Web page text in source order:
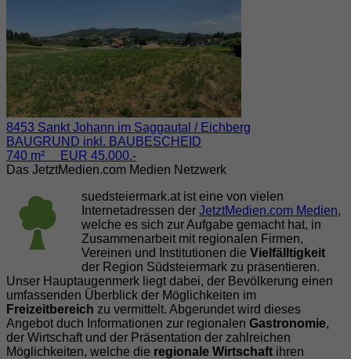
8453 Sankt Johann im Saggautal / Eichberg
BAUGRUND inkl. BAUBESCHEID
740 m² EUR 45.000.-
Das JetztMedien.com Medien Netzwerk
suedsteiermark.at ist eine von vielen
Internetadressen der JetztMedien.com Medien,
welche es sich zur Aufgabe gemacht hat, in
Zusammenarbeit mit regionalen Firmen,
Vereinen und Institutionen die Vielfälltigkeit
der Region Südsteiermark zu präsentieren.
Unser Hauptaugenmerk liegt dabei, der Bevölkerung einen
umfassenden Überblick der Möglichkeiten im
Freizeitbereich zu vermittelt. Abgerundet wird dieses
Angebot duch Informationen zur regionalen Gastronomie,
der Wirtschaft und der Präsentation der zahlreichen
Möglichkeiten, welche die regionale Wirtschaft ihren